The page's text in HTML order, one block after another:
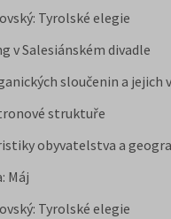
Tyrolské elegie
v Salesiánském divadle
sloučenin a jejich
struktuře
obyvatelstva a
Máj
Tyrolské elegie